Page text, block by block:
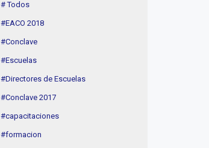
Agenda
Linea Sociedad
# Todos
#EACO 2018
#Conclave
#Escuelas
#Directores de Escuelas
#Conclave 2017
#capacitaciones
#formacion